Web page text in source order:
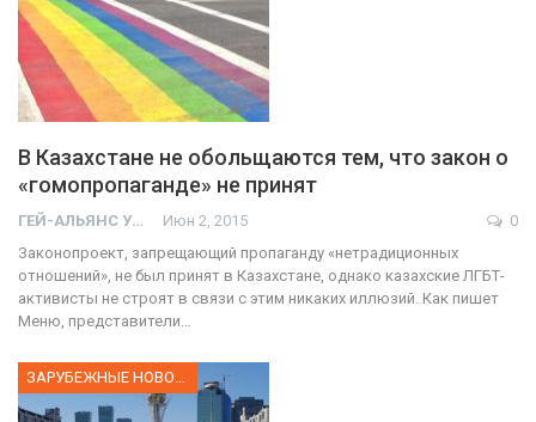
В Казахстане не обольщаются тем, что закон о
«гомопропаганде» не принят
ГЕЙ-АЛЬЯНС УКРАИНА Июн 2, 2015
0
Законопроект, запрещающий пропаганду «нетрадиционных
отношений», не был принят в Казахстане, однако казахские ЛГБТ-
активисты не строят в связи с этим никаких иллюзий. Как пишет
Меню, представители…